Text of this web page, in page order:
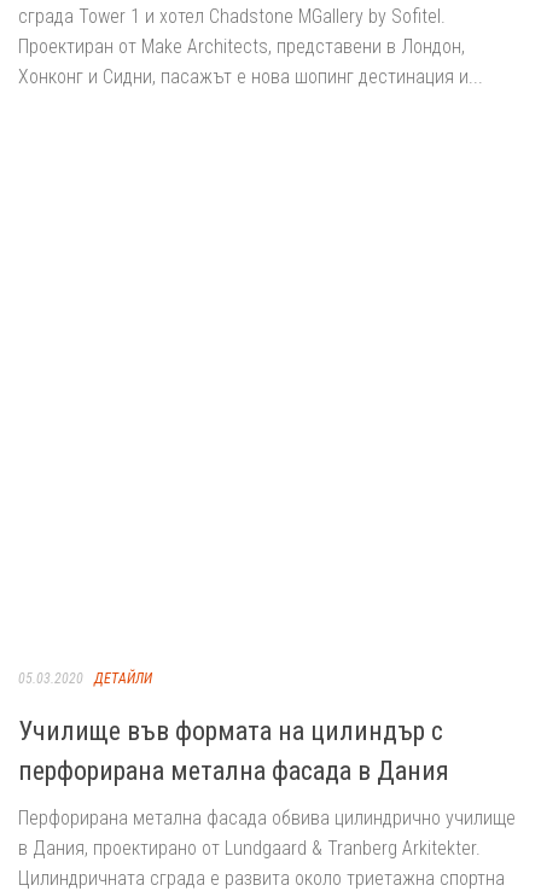
сграда Tower 1 и хотел Chadstone MGallery by Sofitel.
Проектиран от Make Architects, представени в Лондон,
Хонконг и Сидни, пасажът е нова шопинг дестинация и...
05.03.2020 ДЕТАЙЛИ
Училище във формата на цилиндър с
перфорирана метална фасада в Дания
Перфорирана метална фасада обвива цилиндрично училище
в Дания, проектирано от Lundgaard & Tranberg Arkitekter.
Цилиндричната сграда е развита около триетажна спортна